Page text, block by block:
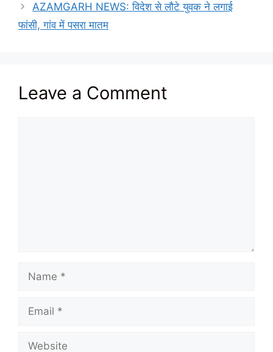
AZAMGARH NEWS: विदेश से लौटे युवक ने लगाई
फांसी, गांव में पसरा मातम
Leave a Comment